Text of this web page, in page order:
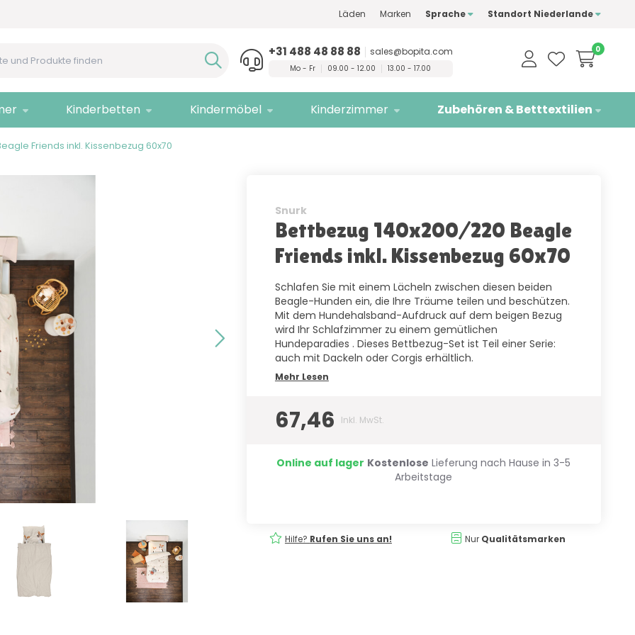
Qualitätsmarken KostenloseLieferung
Läden Marken Sprache Standort Niederlande
0
+31 488 48 88 88 sales@bopita.com
Mo - Fr 09.00 - 12.00 13.00 - 17.00
Kinderbetten Kindermöbel Kinderzimmer Zubehören & Betttextilien
Friends inkl. Kissenbezug 60x70
Snurk
Bettbezug 140x200/220 Beagle
Friends inkl. Kissenbezug 60x70
Schlafen Sie mit einem Lächeln zwischen diesen beiden
Beagle-Hunden ein, die Ihre Träume teilen und beschützen.
Mit dem Hundehalsband-Aufdruck auf dem beigen Bezug
wird Ihr Schlafzimmer zu einem gemütlichen
Hundeparadies . Dieses Bettbezug-Set ist Teil einer Serie:
auch mit Dackeln oder Corgis erhältlich.
Mehr Lesen
67,46 Inkl. MwSt.
Online auf lager Kostenlose Lieferung nach Hause in 3-5
Arbeitstage
Einfachbestellen! Hilfe? Rufen Sie uns an! Nur Qualitätsmarken